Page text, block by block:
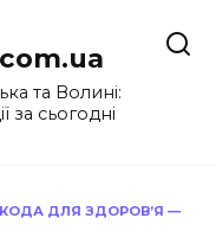
та Волині:
за сьогодні
ДЛЯ ЗДОРОВ’Я —